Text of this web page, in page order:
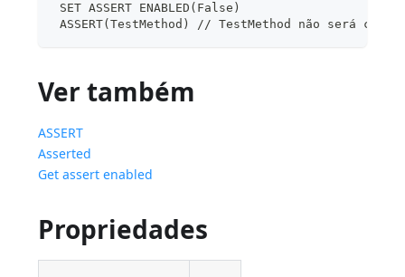
SET ASSERT ENABLED(False)
ASSERT(TestMethod) // TestMethod não será
Ver também
ASSERT
Asserted
Get assert enabled
Propriedades